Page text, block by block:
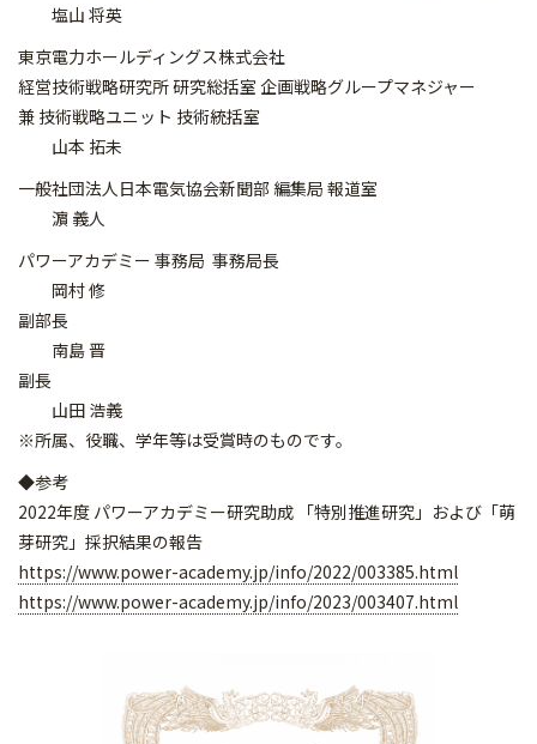
塩山 将英
東京電力ホールディングス株式会社
経営技術戦略研究所 研究総括室 企画戦略グループマネジャー
兼 技術戦略ユニット 技術統括室
山本 拓未
一般社団法人日本電気協会新聞部 編集局 報道室
濵 義人
パワーアカデミー 事務局 事務局長
岡村 修
副部長
南島 晋
副長
山田 浩義
※所属、役職、学年等は受賞時のものです。
◆参考
2022年度 パワーアカデミー研究助成 「特別推進研究」および「萌
芽研究」採択結果の報告
https://www.power-academy.jp/info/2022/003385.html
https://www.power-academy.jp/info/2023/003407.html